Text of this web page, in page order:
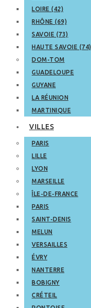
LOIRE (42)
RHÔNE (69)
SAVOIE (73)
HAUTE SAVOIE (74)
DOM-TOM
GUADELOUPE
GUYANE
LA RÉUNION
MARTINIQUE
VILLES
PARIS
LILLE
LYON
MARSEILLE
ÎLE-DE-FRANCE
PARIS
SAINT-DENIS
MELUN
VERSAILLES
ÉVRY
NANTERRE
BOBIGNY
CRÉTEIL